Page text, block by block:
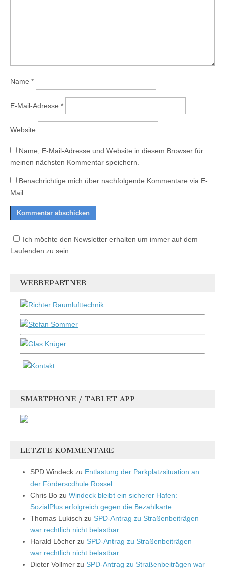
Name *
E-Mail-Adresse *
Website
Name, E-Mail-Adresse und Website in diesem Browser für
meinen nächsten Kommentar speichern.
Benachrichtige mich über nachfolgende Kommentare via E-
Mail.
Ich möchte den Newsletter erhalten um immer auf dem
Laufenden zu sein.
WERBEPARTNER
SMARTPHONE / TABLET APP
LETZTE KOMMENTARE
SPD Windeck zu Entlastung der Parkplatzsituation an
der Förderscdhule Rossel
Chris Bo zu Windeck bleibt ein sicherer Hafen:
SozialPlus erfolgreich gegen die Bezahlkarte
Thomas Lukisch zu SPD-Antrag zu Straßenbeiträgen
war rechtlich nicht belastbar
Harald Löcher zu SPD-Antrag zu Straßenbeiträgen
war rechtlich nicht belastbar
Dieter Vollmer zu SPD-Antrag zu Straßenbeiträgen war